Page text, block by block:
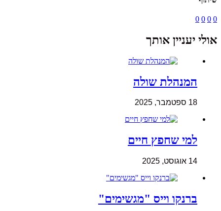
0
0
0
0
אולי יעניין אותך
המנהלת שולה
18 ספטמבר, 2025
למי שחפץ חיים
14 אוגוסט, 2025
ברנקו וייס "מגשימים"